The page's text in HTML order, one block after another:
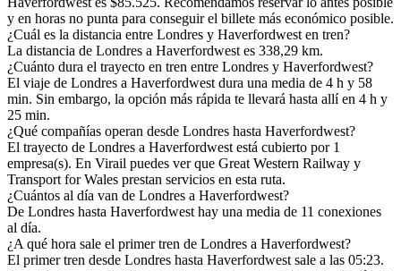
y en horas no punta para conseguir el billete más económico posible.
¿Cuál es la distancia entre Londres y Haverfordwest en tren?
La distancia de Londres a Haverfordwest es 338,29 km.
¿Cuánto dura el trayecto en tren entre Londres y Haverfordwest?
El viaje de Londres a Haverfordwest dura una media de 4 h y 58
min. Sin embargo, la opción más rápida te llevará hasta allí en 4 h y
25 min.
¿Qué compañías operan desde Londres hasta Haverfordwest?
El trayecto de Londres a Haverfordwest está cubierto por 1
empresa(s). En Virail puedes ver que Great Western Railway y
Transport for Wales prestan servicios en esta ruta.
¿Cuántos al día van de Londres a Haverfordwest?
De Londres hasta Haverfordwest hay una media de 11 conexiones
al día.
¿A qué hora sale el primer tren de Londres a Haverfordwest?
El primer tren desde Londres hasta Haverfordwest sale a las 05:23.